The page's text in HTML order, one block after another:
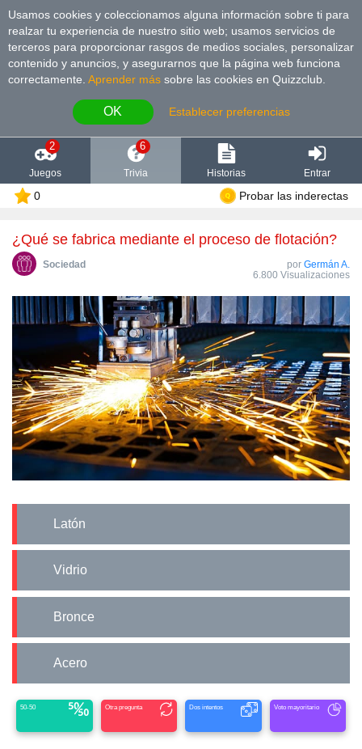
Usamos cookies y coleccionamos alguna información sobre ti para
realzar tu experiencia de nuestro sitio web; usamos servicios de
terceros para proporcionar rasgos de medios sociales, personalizar
contenido y anuncios, y asegurarnos que la página web funciona
correctamente. Aprender más sobre las cookies en Quizzclub.
OK Establecer preferencias
2
Juegos
6
Trivia Historias Entrar
0 Probar las inderectas
¿Qué se fabrica mediante el proceso de flotación?
Sociedad por Germán A.
6.800 Visualizaciones
Latón
Vidrio
Bronce
Acero
50-50 Otra pregunta Dos intentos Voto mayoritario